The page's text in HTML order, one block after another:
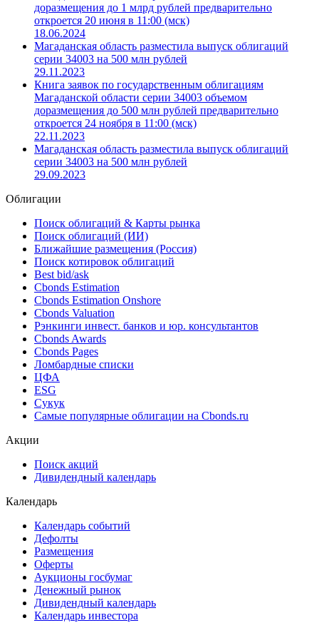
доразмещения до 1 млрд рублей предварительно
откроется 20 июня в 11:00 (мск)
18.06.2024
Магаданская область разместила выпуск облигаций
серии 34003 на 500 млн рублей
29.11.2023
Книга заявок по государственным облигациям
Магаданской области серии 34003 объемом
доразмещения до 500 млн рублей предварительно
откроется 24 ноября в 11:00 (мск)
22.11.2023
Магаданская область разместила выпуск облигаций
серии 34003 на 500 млн рублей
29.09.2023
Облигации
Поиск облигаций & Карты рынка
Поиск облигаций (ИИ)
Ближайшие размещения (Россия)
Поиск котировок облигаций
Best bid/ask
Cbonds Estimation
Cbonds Estimation Onshore
Cbonds Valuation
Рэнкинги инвест. банков и юр. консультантов
Cbonds Awards
Cbonds Pages
Ломбардные списки
ЦФА
ESG
Сукук
Самые популярные облигации на Cbonds.ru
Акции
Поиск акций
Дивидендный календарь
Календарь
Календарь событий
Дефолты
Размещения
Оферты
Аукционы госбумаг
Денежный рынок
Дивидендный календарь
Календарь инвестора